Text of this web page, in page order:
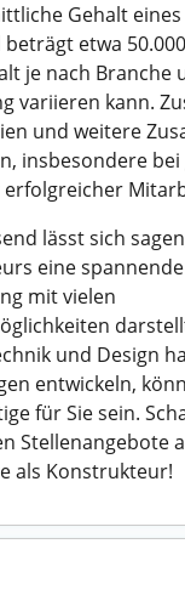
Gehalt
etwa
je nach Branche
variieren kann.
und weitere
insbesondere
lässt sich
eine spannende
mit vielen
und Design
entwickeln,
für Sie sein.
Stellenangebote
als Konstrukteur!